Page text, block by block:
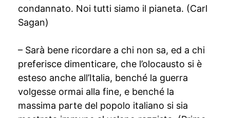
condannato. Noi tutti siamo il pianeta. (Carl
Sagan)
– Sarà bene ricordare a chi non sa, ed a chi
preferisce dimenticare, che l’olocausto si è
esteso anche all’Italia, benché la guerra
volgesse ormai alla fine, e benché la
massima parte del popolo italiano si sia